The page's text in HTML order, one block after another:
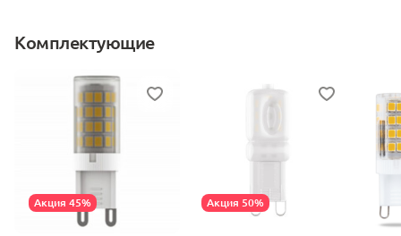
Комплектующие
Акция 45% Акция 50%